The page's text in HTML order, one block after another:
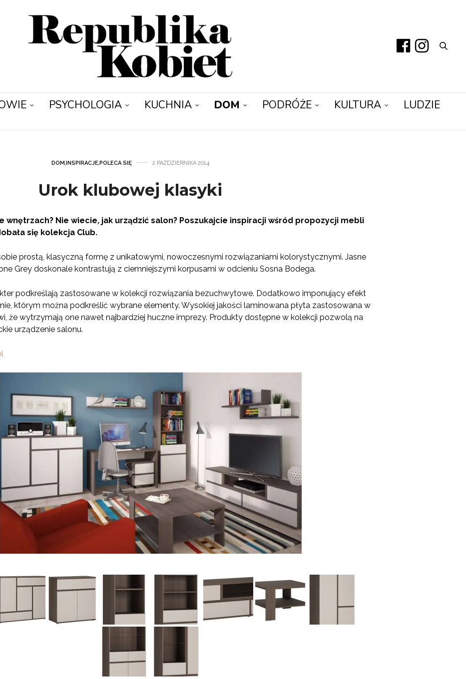
PSYCHOLOGIA KUCHNIA DOM PODRÓŻE KULTURA LUDZIE
DOM,INSPIRACJE,POLECA SIĘ 2 PAŹDZIERNIKA 2014
Urok klubowej klasyki
wnętrzach? Nie wiecie, jak urządzić salon? Poszukajcie inspiracji wśród propozycji mebli
się kolekcja Club.
prostą, klasyczną formę z unikatowymi, nowoczesnymi rozwiązaniami kolorystycznymi. Jasne
Grey doskonale kontrastują z ciemniejszymi korpusami w odcieniu Sosna Bodega.
podkreślają zastosowane w kolekcji rozwiązania bezuchwytowe. Dodatkowo imponujący efekt
którym można podkreślić wybrane elementy. Wysokiej jakości laminowana płyta zastosowana w
że wytrzymają one nawet najbardziej huczne imprezy. Produkty dostępne w kolekcji pozwolą na
urządzenie salonu.